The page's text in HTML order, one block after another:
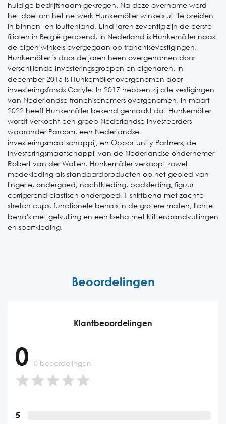
huidige bedrijfsnaam gekregen. Na deze overname werd
het doel om het netwerk Hunkemöller winkels uit te breiden
in binnen- en buitenland. Eind jaren zeventig zijn de eerste
filialen in België geopend. In Nederland is Hunkemöller naast
de eigen winkels overgegaan op franchisevestigingen.
Hunkemöller is door de jaren heen overgenomen door
verschillende investeringsgroepen en eigenaren. In
december 2015 is Hunkemöller overgenomen door
investeringsfonds Carlyle. In 2017 hebben zij alle vestigingen
van Nederlandse franchisenemers overgenomen. In maart
2022 heeft Hunkemöller bekend gemaakt dat Hunkemöller
wordt verkocht een groep Nederlandse investeerders
waaronder Parcom, een Nederlandse
investeringsmaatschappij, en Opportunity Partners, de
investeringsmaatschappij van de Nederlandse ondernemer
Robert van der Wallen. Hunkemöller verkoopt zowel
modekleding als standaardproducten op het gebied van
lingerie, ondergoed, nachtkleding, badkleding, figuur
corrigerend elastisch ondergoed, T-shirtbeha met zachte
stretch cups, functionele beha's in de grotere maten, lichte
beha's met gelvulling en een beha met klittenbandvullingen
en sportkleding.
Beoordelingen
Klantbeoordelingen
5
0 0 beoordelingen